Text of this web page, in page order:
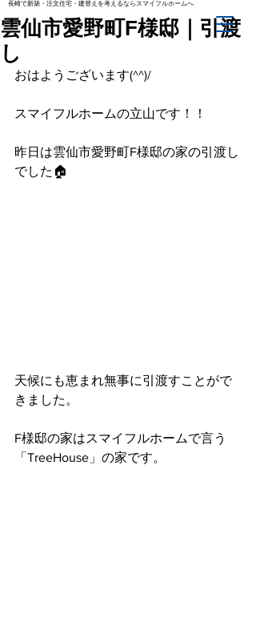
長崎で新築・注文住宅・建替えを考えるならスマイフルホームへ
雲仙市愛野町F様邸｜引渡
し
おはようございます(^^)/
スマイフルホームの立山です！！
昨日は雲仙市愛野町F様邸の家の引渡し
でした🏠
天候にも恵まれ無事に引渡すことがで
きました。
F様邸の家はスマイフルホームで言う
「TreeHouse」の家です。